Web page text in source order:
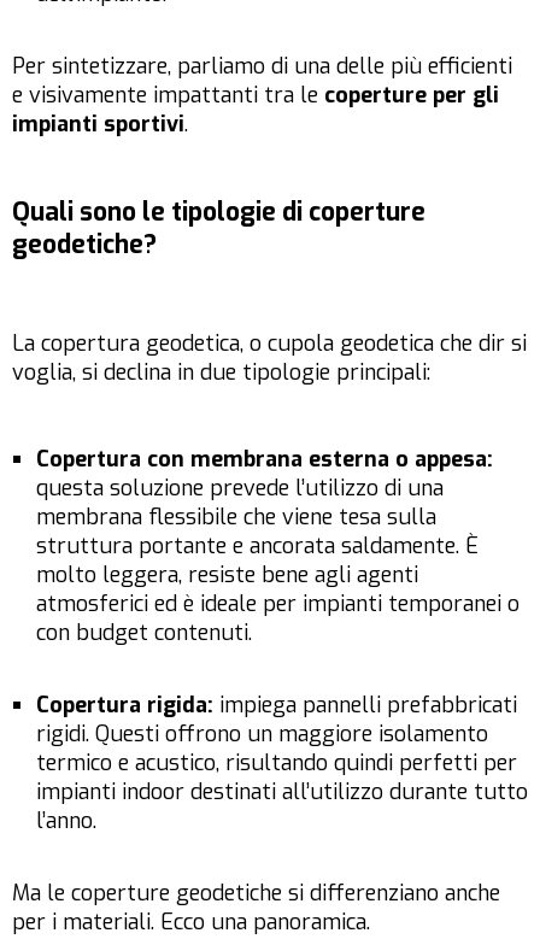
Per sintetizzare, parliamo di una delle più efficienti
e visivamente impattanti tra le coperture per gli
impianti sportivi.
Quali sono le tipologie di coperture
geodetiche?
La copertura geodetica, o cupola geodetica che dir si
voglia, si declina in due tipologie principali:
Copertura con membrana esterna o appesa:
questa soluzione prevede l’utilizzo di una
membrana flessibile che viene tesa sulla
struttura portante e ancorata saldamente. È
molto leggera, resiste bene agli agenti
atmosferici ed è ideale per impianti temporanei o
con budget contenuti.
Copertura rigida: impiega pannelli prefabbricati
rigidi. Questi offrono un maggiore isolamento
termico e acustico, risultando quindi perfetti per
impianti indoor destinati all’utilizzo durante tutto
l’anno.
Ma le coperture geodetiche si differenziano anche
per i materiali. Ecco una panoramica.